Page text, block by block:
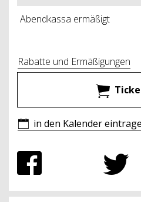
Abendkassa ermäßigt
Rabatte und Ermäßigungen
in den Kalender